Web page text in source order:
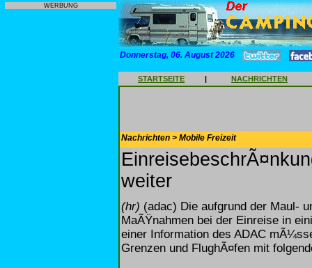
WERBUNG
Donnerstag, 06. August 2026
STARTSEITE | NACHRICHTEN
Nachrichten > Mobile Freizeit
weiter
(hr) (adac) Die aufgrund der Maul-
MaÃŸnahmen bei der Einreise in
einer Information des ADAC
Grenzen und FlughÃ¤fen mit